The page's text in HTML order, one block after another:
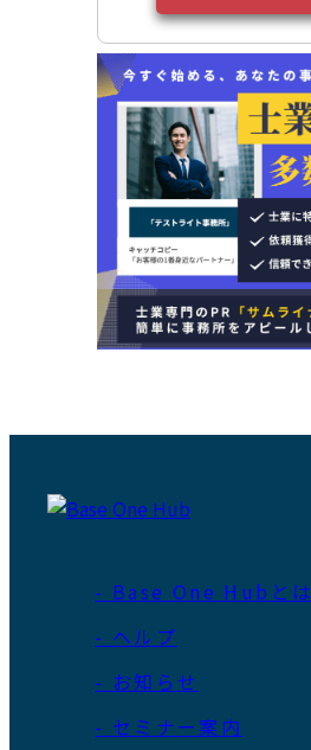
- Base One Hubとは
- ヘルプ
- お知らせ
- セミナー案内